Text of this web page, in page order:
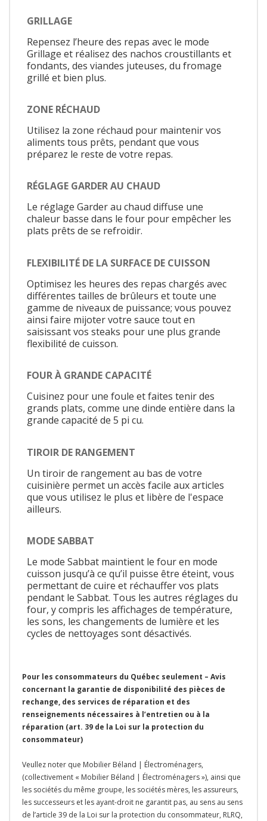
GRILLAGE
Repensez l’heure des repas avec le mode
Grillage et réalisez des nachos croustillants et
fondants, des viandes juteuses, du fromage
grillé et bien plus.
ZONE RÉCHAUD
Utilisez la zone réchaud pour maintenir vos
aliments tous prêts, pendant que vous
préparez le reste de votre repas.
RÉGLAGE GARDER AU CHAUD
Le réglage Garder au chaud diffuse une
chaleur basse dans le four pour empêcher les
plats prêts de se refroidir.
FLEXIBILITÉ DE LA SURFACE DE CUISSON
Optimisez les heures des repas chargés avec
différentes tailles de brûleurs et toute une
gamme de niveaux de puissance; vous pouvez
ainsi faire mijoter votre sauce tout en
saisissant vos steaks pour une plus grande
flexibilité de cuisson.
FOUR À GRANDE CAPACITÉ
Cuisinez pour une foule et faites tenir des
grands plats, comme une dinde entière dans la
grande capacité de 5 pi cu.
TIROIR DE RANGEMENT
Un tiroir de rangement au bas de votre
cuisinière permet un accès facile aux articles
que vous utilisez le plus et libère de l'espace
ailleurs.
MODE SABBAT
Le mode Sabbat maintient le four en mode
cuisson jusqu’à ce qu’il puisse être éteint, vous
permettant de cuire et réchauffer vos plats
pendant le Sabbat. Tous les autres réglages du
four, y compris les affichages de température,
les sons, les changements de lumière et les
cycles de nettoyages sont désactivés.
Pour les consommateurs du Québec seulement – Avis
concernant la garantie de disponibilité des pièces de
rechange, des services de réparation et des
renseignements nécessaires à l’entretien ou à la
réparation (art. 39 de la Loi sur la protection du
consommateur)
Veullez noter que Mobilier Béland | Électroménagers,
(collectivement « Mobilier Béland | Électroménagers »), ainsi que
les sociétés du même groupe, les sociétés mères, les assureurs,
les successeurs et les ayant-droit ne garantit pas, au sens au sens
de l’article 39 de la Loi sur la protection du consommateur, RLRQ,